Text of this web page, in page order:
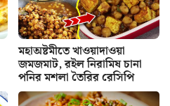
মহাঅষ্টমীতে খাওয়াদাওয়া
জমজমাট, রইল নিরামিষ চানা
পনির মশলা তৈরির রেসিপি